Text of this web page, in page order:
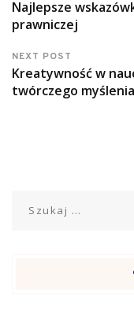
Najlepsze
prawniczej
NEXT POST
Kreatywność w
twórczego